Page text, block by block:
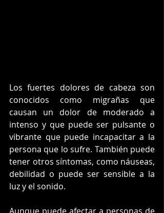
Los fuertes dolores de cabeza son
conocidos como migrañas que
causan un dolor de moderado a
intenso y que puede ser pulsante o
vibrante que puede incapacitar a la
persona que lo sufre. También puede
tener otros síntomas, como náuseas,
debilidad o puede ser sensible a la
luz y el sonido.